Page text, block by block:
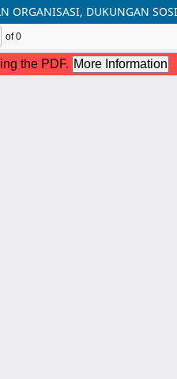
ORGANISASI, DUKUNGAN